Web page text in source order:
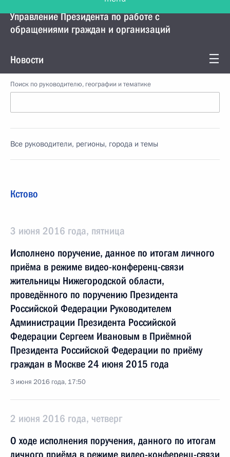
Управление Президента по работе с
обращениями граждан и организаций
Новости
Поиск по руководителю, географии и тематике
Все руководители, регионы, города и темы
Кстово
3 июня 2016 года, пятница
Исполнено поручение, данное по итогам личного
приёма в режиме видео-конференц-связи
жительницы Нижегородской области,
проведённого по поручению Президента
Российской Федерации Руководителем
Администрации Президента Российской
Федерации Сергеем Ивановым в Приёмной
Президента Российской Федерации по приёму
граждан в Москве 24 июня 2015 года
3 июня 2016 года, 17:50
2 июня 2016 года, четверг
О ходе исполнения поручения, данного по итогам
личного приёма в режиме видео-конференц-связи